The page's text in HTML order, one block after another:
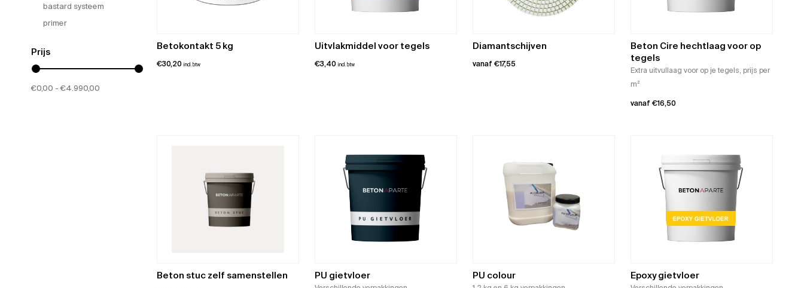
bastard systeem
primer
Prijs
€0,00 €4.990,00
Betokontakt 5 kg
€30,20 incl. btw
Uitvlakmiddel voor tegels
€3,40 incl. btw
Diamantschijven
vanaf €17,55
Beton Cire hechtlaag voor op
tegels
Extra uitvullaag voor op je tegels, prijs per
m²
vanaf €16,50
meerdere
de
Beton stuc zelf samenstellen PU gietvloer PU colour Epoxy gietvloer